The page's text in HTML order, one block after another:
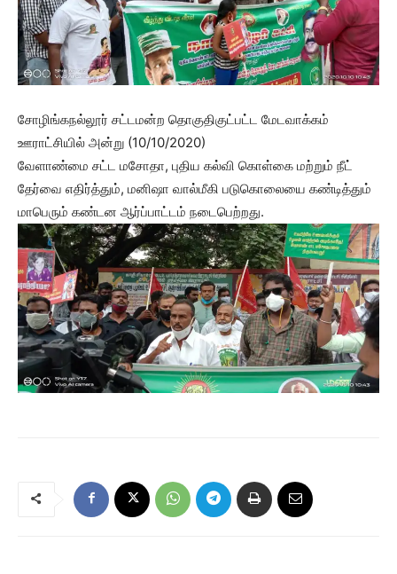
சோழிங்கநல்லூர் சட்டமன்ற தொகுதிகுட்பட்ட மேடவாக்கம்
ஊராட்சியில் அன்று (10/10/2020)
வேளாண்மை சட்ட மசோதா, புதிய கல்வி கொள்கை மற்றும் நீட்
தேர்வை எதிர்த்தும், மனிஷா வால்மீகி படுகொலையை கண்டித்தும்
மாபெரும் கண்டன ஆர்ப்பாட்டம் நடைபெற்றது.